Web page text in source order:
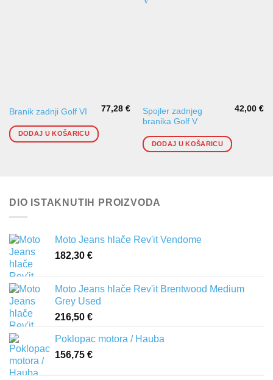
Branik zadnji Golf VI 77,28€
DODAJ U KOŠARICU
Spojler zadnjeg
branika Golf V
42,00€
DODAJ U KOŠARICU
DIO ISTAKNUTIH PROIZVODA
Moto Jeans hlače Rev'it Vendome
182,30 €
Moto Jeans hlače Rev'it Brentwood Medium
Grey Used
216,50 €
Poklopac motora / Hauba
156,75 €